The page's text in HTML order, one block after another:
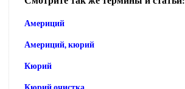
Америций
Америций, кюрий
Кюрий